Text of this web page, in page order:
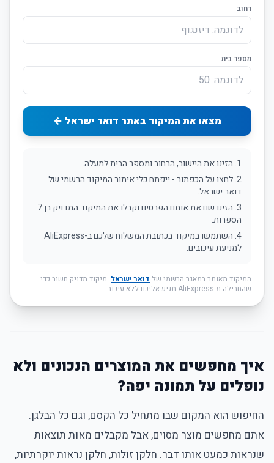
רחוב
מספר בית
מצאו את המיקוד באתר דואר ישראל ←
הזינו את היישוב, הרחוב ומספר הבית למעלה.
לחצו על הכפתור - ייפתח כלי איתור המיקוד הרשמי של
דואר ישראל.
הזינו שם את אותם הפרטים וקבלו את המיקוד המדויק בן 7
הספרות.
השתמשו במיקוד בכתובת המשלוח שלכם ב-AliExpress
למניעת עיכובים.
המיקוד מאותר במאגר הרשמי של דואר ישראל. מיקוד מדויק חשוב כדי
שהחבילה מ-AliExpress תגיע אליכם ללא עיכוב.
איך מחפשים את המוצרים הנכונים ולא
נופלים על תמונה יפה?
החיפוש הוא המקום שבו מתחיל כל הקסם, וגם כל הבלגן.
אתם מחפשים מוצר מסוים, אבל מקבלים מאות תוצאות
שנראות כמעט אותו דבר. חלקן זולות, חלקן נראות יוקרתיות,